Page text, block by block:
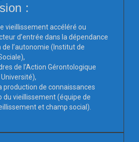
:
vieillissement accéléré ou
d’entrée dans la dépendance
l’autonomie (Institut de
de l’Action Gérontologique
production de connaissances
du vieillissement (équipe de
et champ social).